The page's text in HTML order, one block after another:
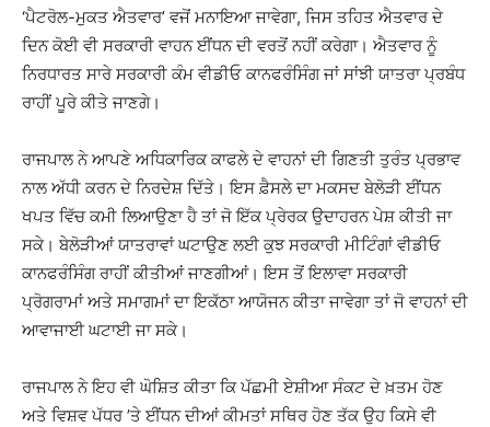
‘ਪੈਟਰੋਲ-ਮੁਕਤ ਐਤਵਾਰ’ ਵਜੋਂ ਮਨਾਇਆ ਜਾਵੇਗਾ, ਜਿਸ ਤਹਿਤ ਐਤਵਾਰ ਦੇ
ਦਿਨ ਕੋਈ ਵੀ ਸਰਕਾਰੀ ਵਾਹਨ ਈਂਧਨ ਦੀ ਵਰਤੋਂ ਨਹੀਂ ਕਰੇਗਾ। ਐਤਵਾਰ ਨੂੰ
ਨਿਰਧਾਰਤ ਸਾਰੇ ਸਰਕਾਰੀ ਕੰਮ ਵੀਡੀਓ ਕਾਨਫਰੰਸਿੰਗ ਜਾਂ ਸਾਂਝੀ ਯਾਤਰਾ ਪ੍ਰਬੰਧ
ਰਾਹੀਂ ਪੂਰੇ ਕੀਤੇ ਜਾਣਗੇ।
ਰਾਜਪਾਲ ਨੇ ਆਪਣੇ ਅਧਿਕਾਰਿਕ ਕਾਫਲੇ ਦੇ ਵਾਹਨਾਂ ਦੀ ਗਿਣਤੀ ਤੁਰੰਤ ਪ੍ਰਭਾਵ
ਨਾਲ ਅੱਧੀ ਕਰਨ ਦੇ ਨਿਰਦੇਸ਼ ਦਿੱਤੇ। ਇਸ ਫ਼ੈਸਲੇ ਦਾ ਮਕਸਦ ਬੇਲੋੜੀ ਈਂਧਨ
ਖਪਤ ਵਿੱਚ ਕਮੀ ਲਿਆਉਣਾ ਹੈ ਤਾਂ ਜੋ ਇੱਕ ਪ੍ਰੇਰਕ ਉਦਾਹਰਨ ਪੇਸ਼ ਕੀਤੀ ਜਾ
ਸਕੇ। ਬੇਲੋੜੀਆਂ ਯਾਤਰਾਵਾਂ ਘਟਾਉਣ ਲਈ ਕੁਝ ਸਰਕਾਰੀ ਮੀਟਿੰਗਾਂ ਵੀਡੀਓ
ਕਾਨਫਰੰਸਿੰਗ ਰਾਹੀਂ ਕੀਤੀਆਂ ਜਾਣਗੀਆਂ। ਇਸ ਤੋਂ ਇਲਾਵਾ ਸਰਕਾਰੀ
ਪ੍ਰੋਗਰਾਮਾਂ ਅਤੇ ਸਮਾਗਮਾਂ ਦਾ ਇਕੱਠਾ ਆਯੋਜਨ ਕੀਤਾ ਜਾਵੇਗਾ ਤਾਂ ਜੋ ਵਾਹਨਾਂ ਦੀ
ਆਵਾਜਾਈ ਘਟਾਈ ਜਾ ਸਕੇ।
ਰਾਜਪਾਲ ਨੇ ਇਹ ਵੀ ਘੋਸ਼ਿਤ ਕੀਤਾ ਕਿ ਪੱਛਮੀ ਏਸ਼ੀਆ ਸੰਕਟ ਦੇ ਖ਼ਤਮ ਹੋਣ
ਅਤੇ ਵਿਸ਼ਵ ਪੱਧਰ ’ਤੇ ਈਂਧਨ ਦੀਆਂ ਕੀਮਤਾਂ ਸਥਿਰ ਹੋਣ ਤੱਕ ਉਹ ਕਿਸੇ ਵੀ